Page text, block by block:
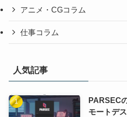
アニメ・CGコラム
仕事コラム
人気記事
PARSEC
モートデ